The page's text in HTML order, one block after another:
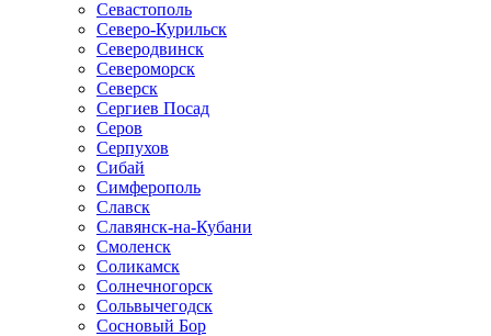
Севастополь
Северо-Курильск
Северодвинск
Североморск
Северск
Сергиев Посад
Серов
Серпухов
Сибай
Симферополь
Славск
Славянск-на-Кубани
Смоленск
Соликамск
Солнечногорск
Сольвычегодск
Сосновый Бор